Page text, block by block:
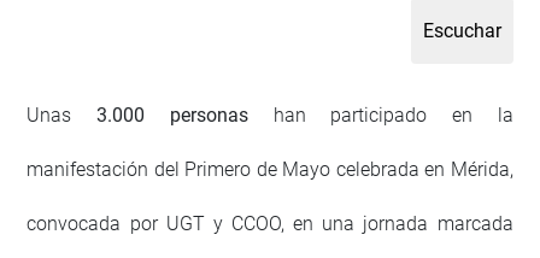
Unas3.000 personashan participado en la
manifestación del Primero de Mayo celebrada en Mérida,
convocada por UGT y CCOO, en una jornada marcada